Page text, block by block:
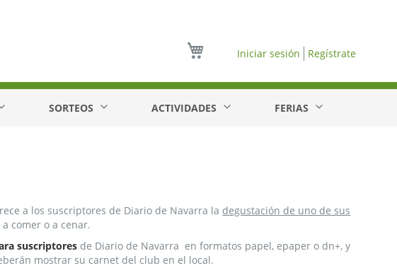
Iniciar sesión Regístrate
SORTEOS ACTIVIDADES FERIAS
a los suscriptores de Diario de Navarra la degustación de uno de sus
comer o a cenar.
suscriptores de Diario de Navarra en formatos papel, epaper o dn+, y
mostrar su carnet del club en el local.